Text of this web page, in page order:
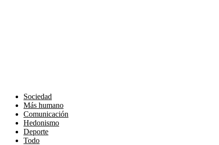
Sociedad
Más humano
Comunicación
Hedonismo
Deporte
Todo